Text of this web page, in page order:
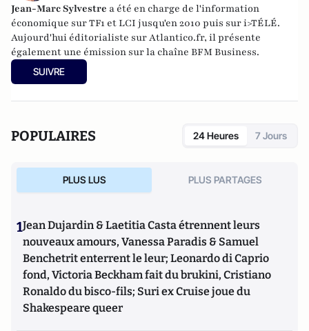
Jean-Marc Sylvestre a été en charge de l'information
économique sur TF1 et LCI jusqu'en 2010 puis sur i>TÉLÉ.
Aujourd'hui éditorialiste sur Atlantico.fr, il présente
également une émission sur la chaîne BFM Business.
SUIVRE
POPULAIRES 24 Heures 7 Jours
PLUS LUS PLUS PARTAGES
1Jean Dujardin & Laetitia Casta étrennent leurs
nouveaux amours, Vanessa Paradis & Samuel
Benchetrit enterrent le leur; Leonardo di Caprio
fond, Victoria Beckham fait du brukini, Cristiano
Ronaldo du bisco-fils; Suri ex Cruise joue du
Shakespeare queer